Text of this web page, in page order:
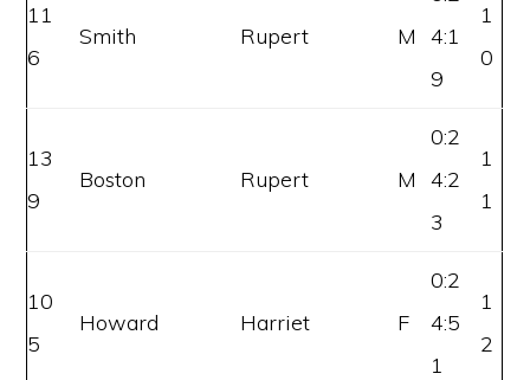
11
6
Smith Rupert M
4:1
9
1
0
13
9
Boston Rupert M
0:2
4:2
3
1
1
10
5
Howard Harriet F
0:2
4:5
1
1
2